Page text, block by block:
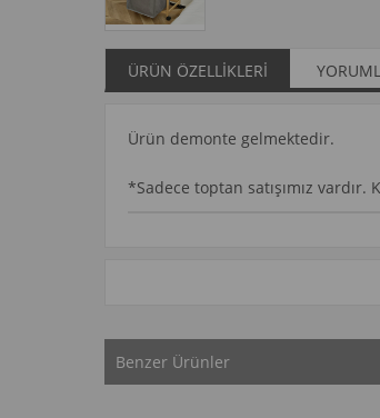
ÜRÜN ÖZELLIKLERI
Ürün demonte gelmektedir.
*Sadece toptan satışımız vardır.
Benzer Ürünler